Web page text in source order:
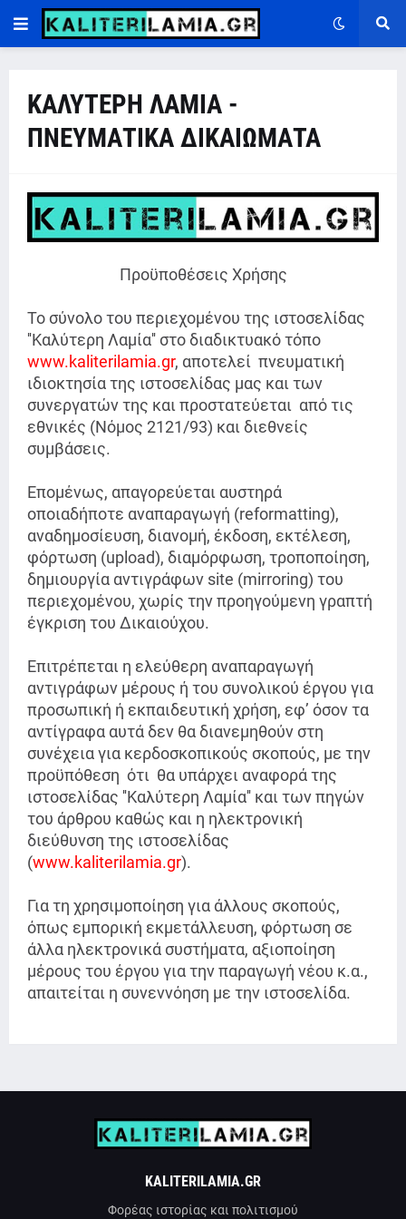
ΚΑΛΥΤΕΡΗ ΛΑΜΙΑ -
ΠΝΕΥΜΑΤΙΚΑ ΔΙΚΑΙΩΜΑΤΑ
Προϋποθέσεις Χρήσης
Το σύνολο του περιεχομένου της ιστοσελίδας
''Καλύτερη Λαμία'' στο διαδικτυακό τόπο
www.kaliterilamia.gr, αποτελεί πνευματική
ιδιοκτησία της ιστοσελίδας μας και των
συνεργατών της και προστατεύεται από τις
εθνικές (Νόμος 2121/93) και διεθνείς
συμβάσεις.
Επομένως, απαγορεύεται αυστηρά
οποιαδήποτε αναπαραγωγή (reformatting),
αναδημοσίευση, διανομή, έκδοση, εκτέλεση,
φόρτωση (upload), διαμόρφωση, τροποποίηση,
δημιουργία αντιγράφων site (mirroring) του
περιεχομένου, χωρίς την προηγούμενη γραπτή
έγκριση του Δικαιούχου.
Επιτρέπεται η ελεύθερη αναπαραγωγή
αντιγράφων μέρους ή του συνολικού έργου για
προσωπική ή εκπαιδευτική χρήση, εφ’ όσον τα
αντίγραφα αυτά δεν θα διανεμηθούν στη
συνέχεια για κερδοσκοπικούς σκοπούς, με την
προϋπόθεση ότι θα υπάρχει αναφορά της
ιστοσελίδας ''Καλύτερη Λαμία'' και των πηγών
του άρθρου καθώς και η ηλεκτρονική
διεύθυνση της ιστοσελίδας
(www.kaliterilamia.gr).
Για τη χρησιμοποίηση για άλλους σκοπούς,
όπως εμπορική εκμετάλλευση, φόρτωση σε
άλλα ηλεκτρονικά συστήματα, αξιοποίηση
μέρους του έργου για την παραγωγή νέου κ.α.,
απαιτείται η συνεννόηση με την ιστοσελίδα.
KALITERILAMIA.GR
Φορέας ιστορίας και πολιτισμού